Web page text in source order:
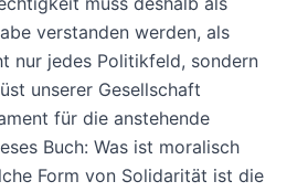
verstanden werden, als
nur jedes Politikfeld, sondern
unserer Gesellschaft
für die anstehende
Buch: Was ist moralisch
Form von Solidarität ist die